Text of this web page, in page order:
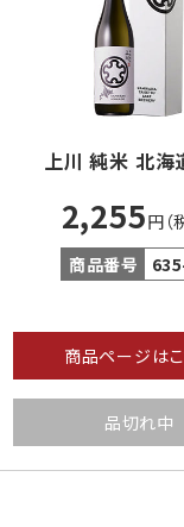
上川 純米 北海
2,255円（
商品番号
商品ページは
品切れ中